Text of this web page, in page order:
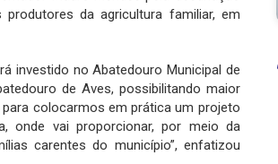
da agricultura familiar, em
investido no Abatedouro Municipal de
de Aves, possibilitando maior
colocarmos em prática um projeto
onde vai proporcionar, por meio da
carentes do município”, enfatizou